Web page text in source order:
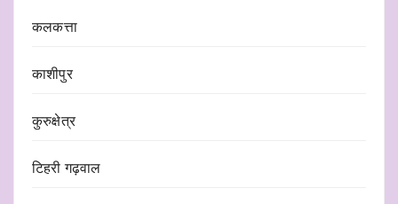
कलकत्ता
काशीपुर
कुरुक्षेत्र
टिहरी गढ़वाल